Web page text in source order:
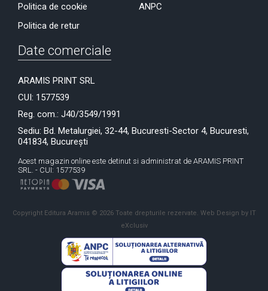
Politica de cookie
Politica de retur
ANPC
Date comerciale
ARAMIS PRINT SRL
CUI: 1577539
Reg. com.: J40/3549/1991
Sediu: Bd. Metalurgiei, 32-44, Bucuresti-Sector 4, Bucuresti,
041834, București
Acest magazin online este detinut si administrat de ARAMIS PRINT
SRL. - CUI: 1577539
Copyright Editura Aramis © 2026 Toate drepturile rezervate. Web Design by IT
eXclusiv